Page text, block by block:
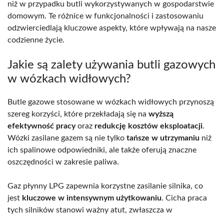
niż w przypadku butli wykorzystywanych w gospodarstwie
domowym. Te różnice w funkcjonalności i zastosowaniu
odzwierciedlają kluczowe aspekty, które wpływają na nasze
codzienne życie.
Jakie są zalety używania butli gazowych
w wózkach widłowych?
Butle gazowe stosowane w wózkach widłowych przynoszą
szereg korzyści, które przekładają się na wyższą
efektywność pracyoraz redukcję kosztów eksploatacji.
Wózki zasilane gazem są nie tylko tańsze w utrzymaniu niż
ich spalinowe odpowiedniki, ale także oferują znaczne
oszczędności w zakresie paliwa.
Gaz płynny LPG zapewnia korzystne zasilanie silnika, co
jest kluczowe w intensywnym użytkowaniu. Cicha praca
tych silników stanowi ważny atut, zwłaszcza w